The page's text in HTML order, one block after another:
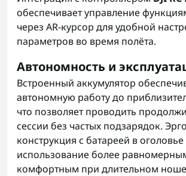
обеспечивает управление
через AR-курсор для удобной
параметров во время полёта.
Автономность и
Встроенный аккумулятор
автономную работу до
что позволяет проводить
сессии без частых подзарядок.
конструкция с батареей в оголовье
использование более
комфортным при длительном